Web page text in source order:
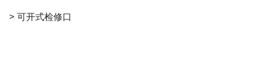
> 可开式检修口